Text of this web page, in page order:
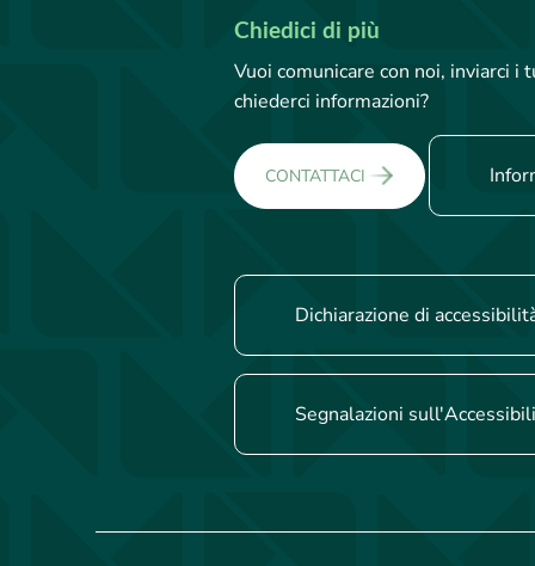
Chiedici di più
Vuoi comunicare con noi, inviarci
chiederci informazioni?
CONTATTACI
Dichiarazione di
Segnalazioni